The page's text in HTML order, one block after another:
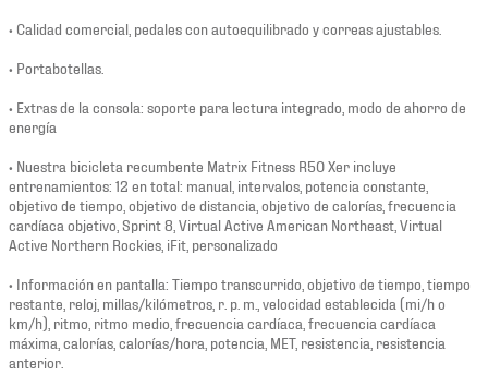
• Calidad comercial, pedales con autoequilibrado y correas ajustables.
• Portabotellas.
• Extras de la consola: soporte para lectura integrado, modo de ahorro de
energía
• Nuestra bicicleta recumbente Matrix Fitness R50 Xer incluye
entrenamientos: 12 en total: manual, intervalos, potencia constante,
objetivo de tiempo, objetivo de distancia, objetivo de calorías, frecuencia
cardíaca objetivo, Sprint 8, Virtual Active American Northeast, Virtual
Active Northern Rockies, iFit, personalizado
• Información en pantalla: Tiempo transcurrido, objetivo de tiempo, tiempo
restante, reloj, millas/kilómetros, r. p. m., velocidad establecida (mi/h o
km/h), ritmo, ritmo medio, frecuencia cardíaca, frecuencia cardíaca
máxima, calorías, calorías/hora, potencia, MET, resistencia, resistencia
anterior.